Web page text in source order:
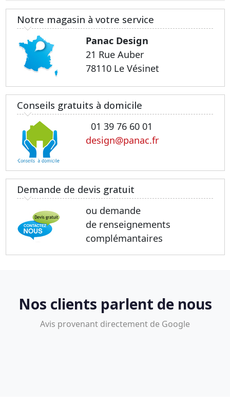
Notre magasin à votre service
Panac Design
21 Rue Auber
78110 Le Vésinet
Conseils gratuits à domicile
01 39 76 60 01
design@panac.fr
Demande de devis gratuit
ou demande
de renseignements
complémantaires
Nos clients parlent de nous
Avis provenant directement de Google